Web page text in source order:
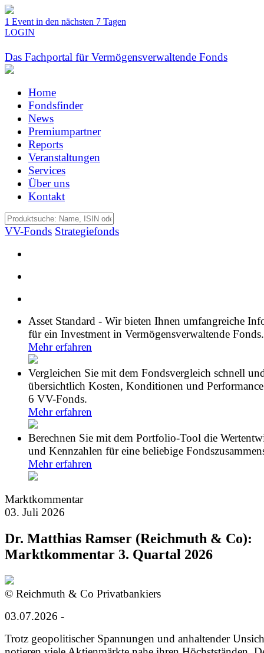
1 Event in den nächsten 7 Tagen
LOGIN
Das Fachportal für Vermögensverwaltende Fonds
Home
Fondsfinder
News
Premiumpartner
Reports
Veranstaltungen
Services
Über uns
Kontakt
VV-Fonds Strategiefonds
Asset Standard - Wir bieten Ihnen umfangreiche
für ein Investment in Vermögensverwaltende Fonds.
Mehr erfahren
Vergleichen Sie mit dem Fondsvergleich schnell
übersichtlich Kosten, Konditionen und
6 VV-Fonds.
Mehr erfahren
Berechnen Sie mit dem Portfolio-Tool die
und Kennzahlen für eine beliebige
Mehr erfahren
Marktkommentar
03. Juli 2026
Dr. Matthias Ramser (Reichmuth & Co):
Marktkommentar 3. Quartal 2026
© Reichmuth & Co Privatbankiers
03.07.2026 -
Trotz geopolitischer Spannungen und anhaltender